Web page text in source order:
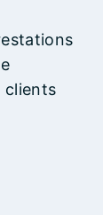
clients